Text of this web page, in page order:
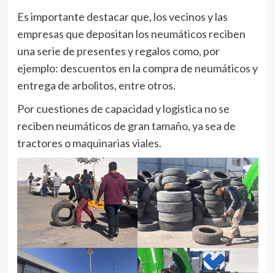
Es importante destacar que, los vecinos y las
empresas que depositan los neumáticos reciben
una serie de presentes y regalos como, por
ejemplo: descuentos en la compra de neumáticos y
entrega de arbolitos, entre otros.
Por cuestiones de capacidad y logística no se
reciben neumáticos de gran tamaño, ya sea de
tractores o maquinarias viales.